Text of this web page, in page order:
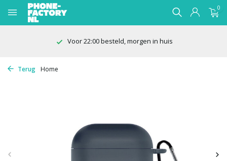
0
Voor 22:00 besteld, morgen in huis
Terug Home